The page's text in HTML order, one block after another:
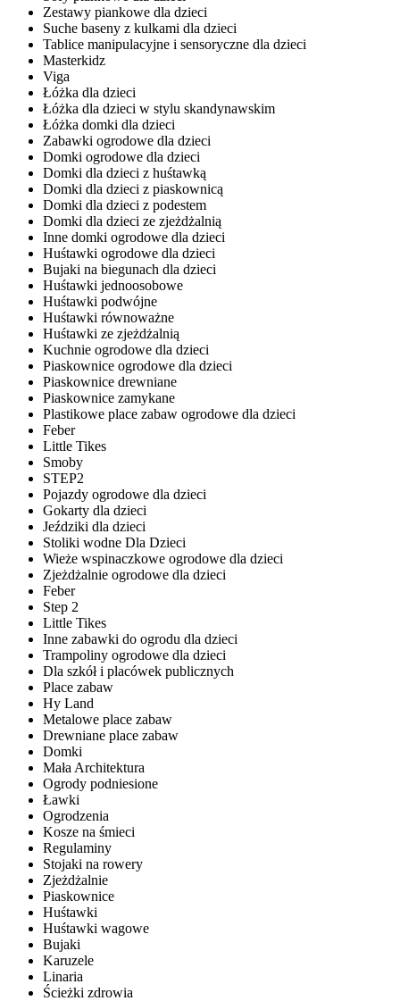
Zestawy piankowe dla dzieci
Suche baseny z kulkami dla dzieci
Tablice manipulacyjne i sensoryczne dla dzieci
Masterkidz
Viga
Łóżka dla dzieci
Łóżka dla dzieci w stylu skandynawskim
Łóżka domki dla dzieci
Zabawki ogrodowe dla dzieci
Domki ogrodowe dla dzieci
Domki dla dzieci z huśtawką
Domki dla dzieci z piaskownicą
Domki dla dzieci z podestem
Domki dla dzieci ze zjeżdżalnią
Inne domki ogrodowe dla dzieci
Huśtawki ogrodowe dla dzieci
Bujaki na biegunach dla dzieci
Huśtawki jednoosobowe
Huśtawki podwójne
Huśtawki równoważne
Huśtawki ze zjeżdżalnią
Kuchnie ogrodowe dla dzieci
Piaskownice ogrodowe dla dzieci
Piaskownice drewniane
Piaskownice zamykane
Plastikowe place zabaw ogrodowe dla dzieci
Feber
Little Tikes
Smoby
STEP2
Pojazdy ogrodowe dla dzieci
Gokarty dla dzieci
Jeździki dla dzieci
Stoliki wodne Dla Dzieci
Wieże wspinaczkowe ogrodowe dla dzieci
Zjeżdżalnie ogrodowe dla dzieci
Feber
Step 2
Little Tikes
Inne zabawki do ogrodu dla dzieci
Trampoliny ogrodowe dla dzieci
Dla szkół i placówek publicznych
Place zabaw
Hy Land
Metalowe place zabaw
Drewniane place zabaw
Domki
Mała Architektura
Ogrody podniesione
Ławki
Ogrodzenia
Kosze na śmieci
Regulaminy
Stojaki na rowery
Zjeżdżalnie
Piaskownice
Huśtawki
Huśtawki wagowe
Bujaki
Karuzele
Linaria
Ścieżki zdrowia